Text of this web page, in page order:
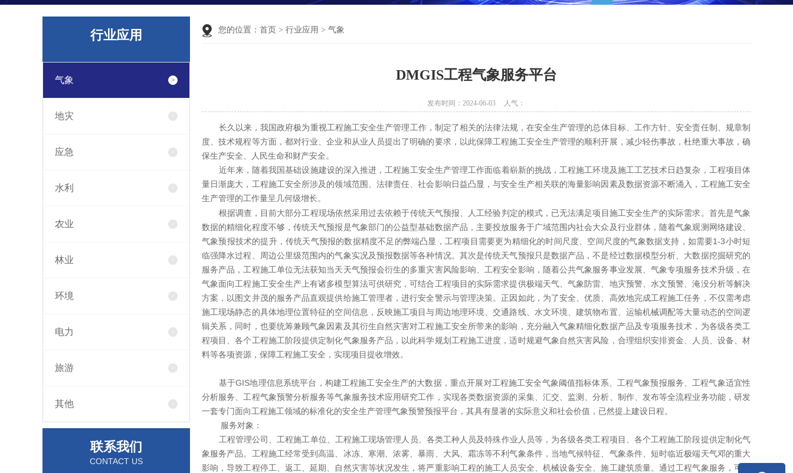
行业应用
气象
地灾
应急
水利
农业
林业
环境
电力
旅游
其他
联系我们
CONTACT US
您的位置： 首页 > 行业应用 > 气象
DMGIS工程气象服务平台
发布时间：2024-06-03 人气：
长久以来，我国政府极为重视工程施工安全生产管理工作，制定了相关的法律法规，在安全生产管理的总体目标、工作方针、安全责任制、规章制
度、技术规程等方面，都对行业、企业和从业人员提出了明确的要求，以此保障工程施工安全生产管理的顺利开展，减少轻伤事故，杜绝重大事故，确
保生产安全、人民生命和财产安全。
近年来，随着我国基础设施建设的深入推进，工程施工安全生产管理工作面临着崭新的挑战，工程施工环境及施工工艺技术日趋复杂，工程项目体
量日渐庞大，工程施工安全所涉及的领域范围、法律责任、社会影响日益凸显，与安全生产相关联的海量影响因素及数据资源不断涌入，工程施工安全
生产管理的工作量呈几何级增长。
根据调查，目前大部分工程现场依然采用过去依赖于传统天气预报、人工经验判定的模式，已无法满足项目施工安全生产的实际需求。首先是气象
数据的精细化程度不够，传统天气预报是气象部门的公益型基础数据产品，主要投放服务于广域范围内社会大众及行业群体，随着气象观测网络建设、
气象预报技术的提升，传统天气预报的数据精度不足的弊端凸显，工程项目需要更为精细化的时间尺度、空间尺度的气象数据支持，如需要1-3小时短
临强降水过程、周边公里级范围内的气象实况及预报数据等各种情况。其次是传统天气预报只是数据产品，不是经过数据模型分析、大数据挖掘研究的
服务产品，工程施工单位无法获知当天天气预报会衍生的多重灾害风险影响、工程安全影响，随着公共气象服务事业发展、气象专项服务技术升级，在
气象面向工程施工安全生产上有诸多模型算法可供研究，可结合工程项目的实际需求提供极端天气、气象防雷、地灾预警、水文预警、淹没分析等解决
方案，以图文并茂的服务产品直观提供给施工管理者，进行安全警示与管理决策。正因如此，为了安全、优质、高效地完成工程施工任务，不仅需考虑
施工现场静态的具体地理位置特征的空间信息，反映施工项目与周边地理环境、交通路线、水文环境、建筑物布置、运输机械调配等大量动态的空间逻
辑关系，同时，也要统筹兼顾气象因素及其衍生自然灾害对工程施工安全所带来的影响，充分融入气象精细化数据产品及专项服务技术，为各级各类工
程项目、各个工程施工阶段提供定制化气象服务产品，以此科学规划工程施工进度，适时规避气象自然灾害风险，合理组织安排资金、人员、设备、材
料等各项资源，保障工程施工安全，实现项目提收增效。
基于GIS地理信息系统平台，构建工程施工安全生产的大数据，重点开展对工程施工安全气象阈值指标体系、工程气象预报服务、工程气象适宜性
分析服务、工程气象预警分析服务等气象服务技术应用研究工作，实现各类数据资源的采集、汇交、监测、分析、制作、发布等全流程业务功能，研发
一套专门面向工程施工领域的标准化的安全生产管理气象预警预报平台，其具有显著的实际意义和社会价值，已然提上建设日程。
服务对象：
工程管理公司、工程施工单位、工程施工现场管理人员、各类工种人员及特殊作业人员等，为各级各类工程项目、各个工程施工阶段提供定制化气
象服务产品。工程施工经常受到高温、冰冻、寒潮、浓雾、暴雨、大风、霜冻等不利气象条件，当地气候特征、气象条件、短时临近极端天气邓的重大
影响，导致工程停工、返工、延期、自然灾害等状况发生，将严重影响工程的施工人员安全、机械设备安全、施工建筑质量。通过工程气象服务，可科